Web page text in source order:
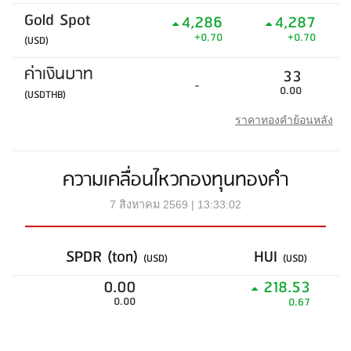
Gold Spot
(USD)
4,286
+0.70
4,287
+0.70
ค่าเงินบาท
(USDTHB) - 33
0.00
ราคาทองคำย้อนหลัง
ความเคลื่อนไหวกองทุนทองคำ
7 สิงหาคม 2569 | 13:33:02
SPDR (ton) (USD) HUI (USD)
0.00
0.00
218.53
0.67